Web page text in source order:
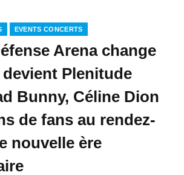
EVENTS CONCERTS
Arena change
Plenitude
Bunny, Céline Dion
de fans au rendez-
nouvelle ère